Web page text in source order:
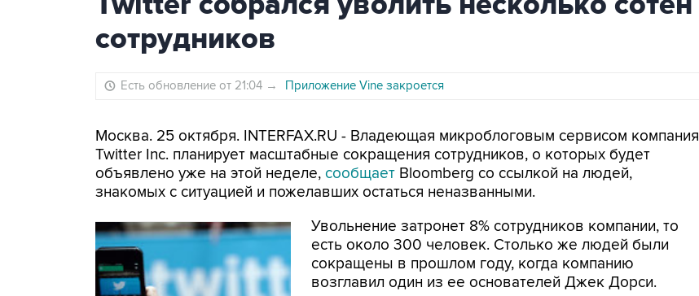
сотрудников
Есть обновление от 21:04 → Приложение Vine закроется
Москва. 25 октября. INTERFAX.RU - Владеющая микроблоговым сервисом компания
Twitter Inc. планирует масштабные сокращения сотрудников, о которых будет
объявлено уже на этой неделе, сообщает Bloomberg со ссылкой на людей,
знакомых с ситуацией и пожелавших остаться неназванными.
Увольнение затронет 8% сотрудников компании, то
есть около 300 человек. Столько же людей были
сокращены в прошлом году, когда компанию
возглавил один из ее основателей Джек Дорси.